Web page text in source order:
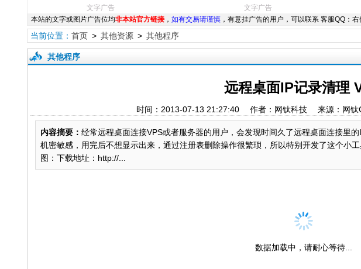
文字广告
文字广告
本站的文字或图片广告位均非本站官方链接， 如有交易请谨慎，有意挂广告的用户，可以联系 客服QQ：
当前位置： 首页> 其他资源> 其他程序
其他程序
远程桌面IP记录清理
时间：2013-07-13 21:27:40 作者：网钛科技 来源：网
内容摘要： 经常远程桌面连接VPS或者服务器的用户，会发现时间久了远程桌面连接里
机密敏感，用完后不想显示出来，通过注册表删除操作很繁琐，所以特别开发了这个小
图：下载地址：http://...
数据加载中，请耐心等待...